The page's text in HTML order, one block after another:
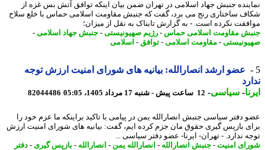
جنبش جهاد اسلامی در تهران ضمن بیان اینکه توافق آتش بس غزه از
ساختاری رنج می برد، گفت که جنبش مقاومت اسلامی حماس با خلع سلاح
نکرده است. - به گزارش تابناک به نقل از میزان؛
مقاومت اسلامی حماس-رژیم صهیونیستی-جنبش جهاد اسلامی-
-مقاومت اسلامی-توافق-اسلامی
عضو ارشد انصارالله: بیانیه های شورای امنیت ارزش توجه
-سیاسی-12 ساعت پیش - شنبه 17 مرداد 1405، 05:05 82044486
دفتر سیاسی جنبش انصارالله یمن در پیامی با تاکید براینکه ما عزم خود را
بازپس گیری حقوق مان جزم کرده ایم، گفت: بیانیه های شورای امنیت ارزش
ندارد. - تهران- ایرنا- عضو دفتر سیاسی ...
امنیت-جنبش انصارالله-انصارالله یمن -انصارالله-بازپس گیری- دفتر